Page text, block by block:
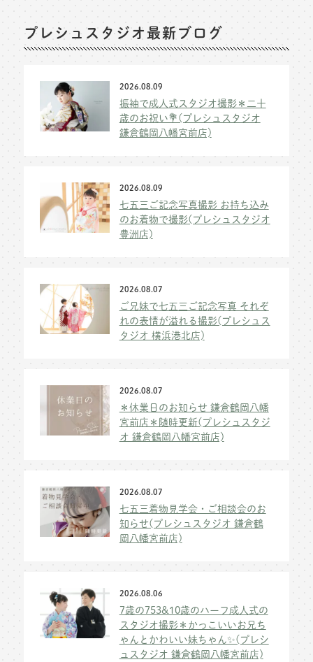
プレシュスタジオ最新ブログ
2026.08.09
振袖で成人式スタジオ撮影＊二十
歳のお祝い💐(プレシュスタジオ
鎌倉鶴岡八幡宮前店)
2026.08.09
七五三ご記念写真撮影 お持ち込み
のお着物で撮影(プレシュスタジオ
豊洲店)
2026.08.07
ご兄妹で七五三ご記念写真 それぞ
れの表情が溢れる撮影(プレシュス
タジオ 横浜港北店)
2026.08.07
＊休業日のお知らせ 鎌倉鶴岡八幡
宮前店＊随時更新(プレシュスタジ
オ 鎌倉鶴岡八幡宮前店)
2026.08.07
七五三着物見学会・ご相談会のお
知らせ(プレシュスタジオ 鎌倉鶴
岡八幡宮前店)
2026.08.06
7歳の753&10歳のハーフ成人式の
スタジオ撮影＊かっこいいお兄ち
ゃんとかわいい妹ちゃん✨(プレシ
ュスタジオ 鎌倉鶴岡八幡宮前店)